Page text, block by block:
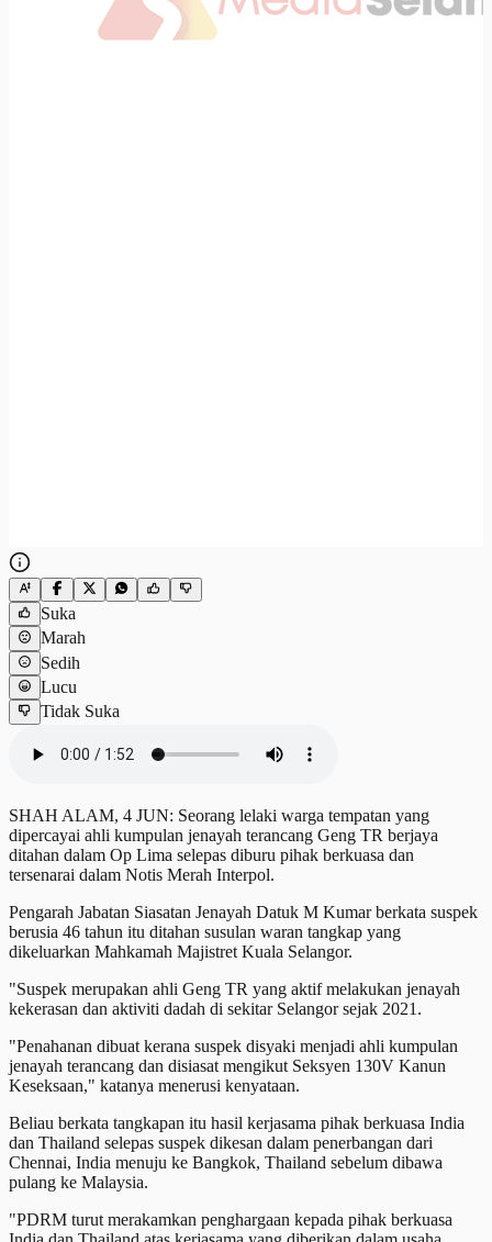
Suka
Marah
Sedih
Lucu
Tidak Suka
SHAH ALAM, 4 JUN: Seorang lelaki warga tempatan yang
dipercayai ahli kumpulan jenayah terancang Geng TR berjaya
ditahan dalam Op Lima selepas diburu pihak berkuasa dan
tersenarai dalam Notis Merah Interpol.
Pengarah Jabatan Siasatan Jenayah Datuk M Kumar berkata suspek
berusia 46 tahun itu ditahan susulan waran tangkap yang
dikeluarkan Mahkamah Majistret Kuala Selangor.
"Suspek merupakan ahli Geng TR yang aktif melakukan jenayah
kekerasan dan aktiviti dadah di sekitar Selangor sejak 2021.
"Penahanan dibuat kerana suspek disyaki menjadi ahli kumpulan
jenayah terancang dan disiasat mengikut Seksyen 130V Kanun
Keseksaan," katanya menerusi kenyataan.
Beliau berkata tangkapan itu hasil kerjasama pihak berkuasa India
dan Thailand selepas suspek dikesan dalam penerbangan dari
Chennai, India menuju ke Bangkok, Thailand sebelum dibawa
pulang ke Malaysia.
"PDRM turut merakamkan penghargaan kepada pihak berkuasa